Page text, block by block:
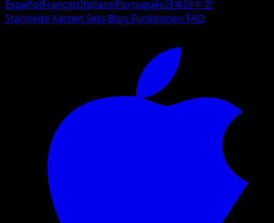
EspañolFrançaisItalianoPortuguês日本語中文
Startseite Karten Sets Blog Funktionen FAQ